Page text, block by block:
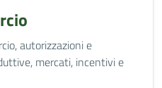
autorizzazioni e
mercati, incentivi e